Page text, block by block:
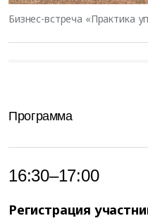
Бизнес-встреча «Практика
Программа
16:30–17:00
Регистрация